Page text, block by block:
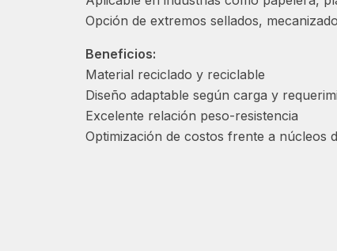
Opción de extremos sellados,
Beneficios:
Material reciclado y reciclable
Diseño adaptable según carga y
Excelente relación peso-resistencia
Optimización de costos frente a núcleos